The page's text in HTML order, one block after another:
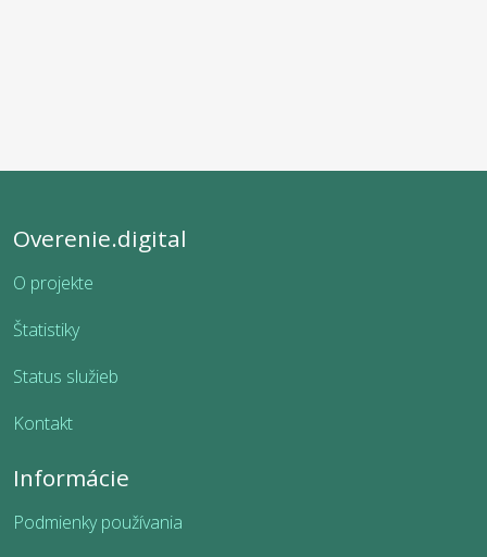
Overenie.digital
O projekte
Štatistiky
Status služieb
Kontakt
Informácie
Podmienky používania